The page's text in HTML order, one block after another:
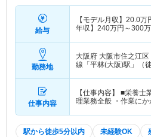
給与
【モデル月収】 20.0万
年収】 240万円～300
勤務地
大阪府 大阪市住之江区
線「平林(大阪)駅」（徒
仕事内容
【仕事内容】 ■栄養士
理業務全般 ・作業に
駅から徒歩5分以内 未経験OK